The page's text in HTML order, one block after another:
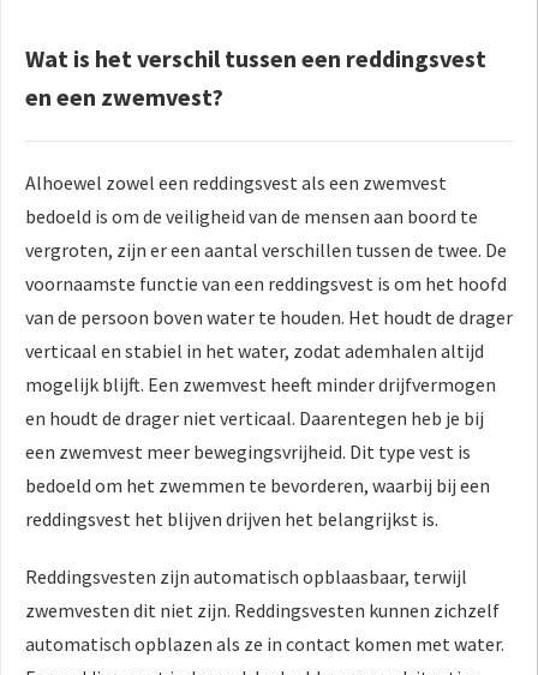
Wat is het verschil tussen een reddingsvest
en een zwemvest?
Alhoewel zowel een reddingsvest als een zwemvest
bedoeld is om de veiligheid van de mensen aan boord te
vergroten, zijn er een aantal verschillen tussen de twee. De
voornaamste functie van een reddingsvest is om het hoofd
van de persoon boven water te houden. Het houdt de drager
verticaal en stabiel in het water, zodat ademhalen altijd
mogelijk blijft. Een zwemvest heeft minder drijfvermogen
en houdt de drager niet verticaal. Daarentegen heb je bij
een zwemvest meer bewegingsvrijheid. Dit type vest is
bedoeld om het zwemmen te bevorderen, waarbij bij een
reddingsvest het blijven drijven het belangrijkst is.
Reddingsvesten zijn automatisch opblaasbaar, terwijl
zwemvesten dit niet zijn. Reddingsvesten kunnen zichzelf
automatisch opblazen als ze in contact komen met water.